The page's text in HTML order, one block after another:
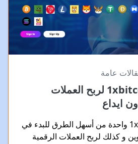
عامة
شرح موقع 1xbitcoins لربح العملات
يعتبر موقع 1xbitcoins واحدة من أسهل الطرق للبدء في
و كذلك لربح العملات الرقمية